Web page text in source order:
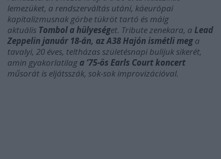
lemezüket, a rendszerváltás utáni, káeurópai
kapitalizmusnak görbe tükröt tartó és máig
aktuális Tombol a hülyeséget. Tribute zenekara, a Lead
Zeppelin január 18-án, az A38 Hajón ismétli mega
tavalyi, 20 éves, teltházas születésnapi bulijuk sikerét,
amin gyakorlatilag a ‘75-ös Earls Court koncert
műsorát is eljátsszák, sok-sok improvizációval.